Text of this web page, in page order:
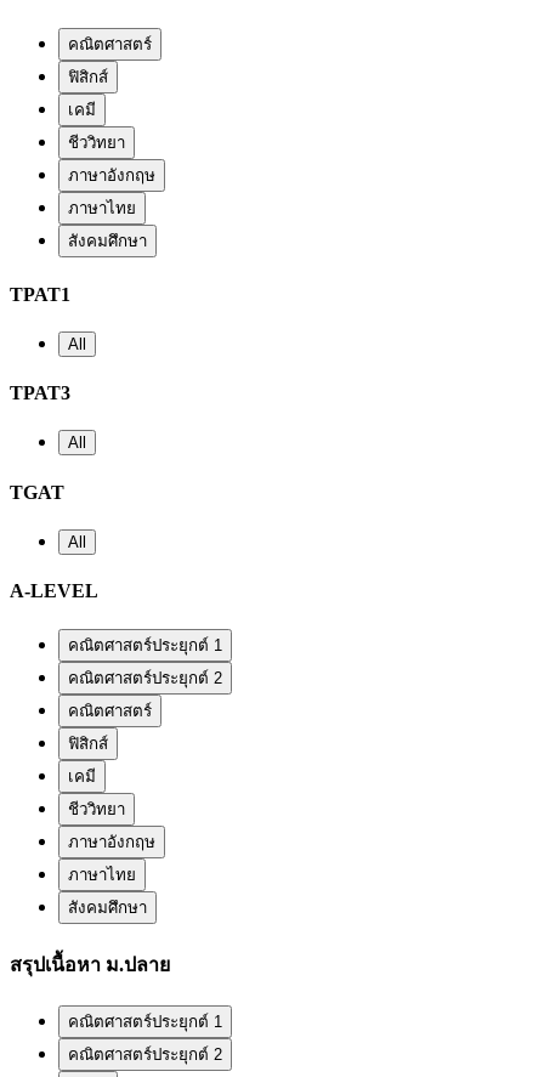
คณิตศาสตร์
ฟิสิกส์
เคมี
ชีววิทยา
ภาษาอังกฤษ
ภาษาไทย
สังคมศึกษา
TPAT1
All
TPAT3
All
TGAT
All
A-LEVEL
คณิตศาสตร์ประยุกต์ 1
คณิตศาสตร์ประยุกต์ 2
คณิตศาสตร์
ฟิสิกส์
เคมี
ชีววิทยา
ภาษาอังกฤษ
ภาษาไทย
สังคมศึกษา
สรุปเนื้อหา ม.ปลาย
คณิตศาสตร์ประยุกต์ 1
คณิตศาสตร์ประยุกต์ 2